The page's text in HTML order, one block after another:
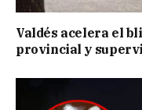
Valdés acelera el
provincial y